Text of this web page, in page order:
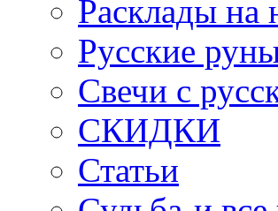
Расклады на
Русские
Свечи с
СКИДКИ
Статьи